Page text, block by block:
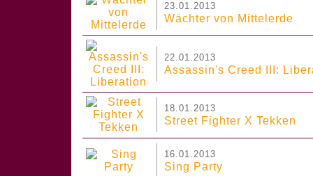
23.01.2013
Wächter von Mittelerde
22.01.2013
Assassin's Creed III:
18.01.2013
Street Fighter X Tekken
16.01.2013
Sing Party